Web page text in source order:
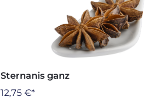
Sternanis ganz
12,75 €*